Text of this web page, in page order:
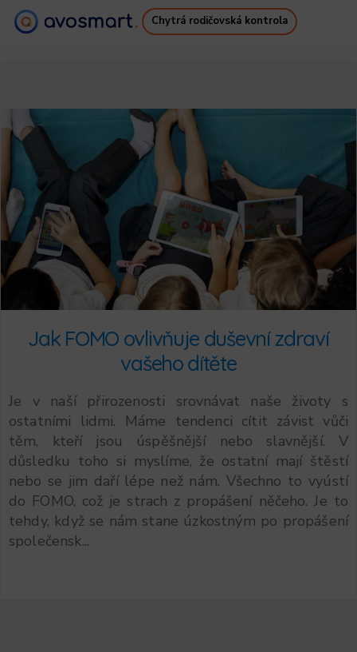
Chytrá rodičovská kontrola
Bezplatné e-kniha
Přihlásit se
Zaregistrovat se
Jak FOMO ovlivňuje duševní zdraví
vašeho dítěte
Je v naší přirozenosti srovnávat naše životy s
ostatními lidmi. Máme tendenci cítit závist vůči
těm, kteří jsou úspěšnější nebo slavnější. V
důsledku toho si myslíme, že ostatní mají štěstí
nebo se jim daří lépe než nám. Všechno to vyústí
do FOMO, což je strach z propášení něčeho. Je to
tehdy, když se nám stane úzkostným po propášení
společensk...